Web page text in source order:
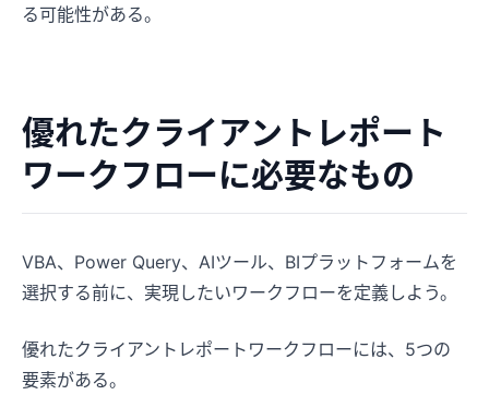
る可能性がある。
優れたクライアントレポート
ワークフローに必要なもの
VBA、Power Query、AIツール、BIプラットフォームを
選択する前に、実現したいワークフローを定義しよう。
優れたクライアントレポートワークフローには、5つの
要素がある。